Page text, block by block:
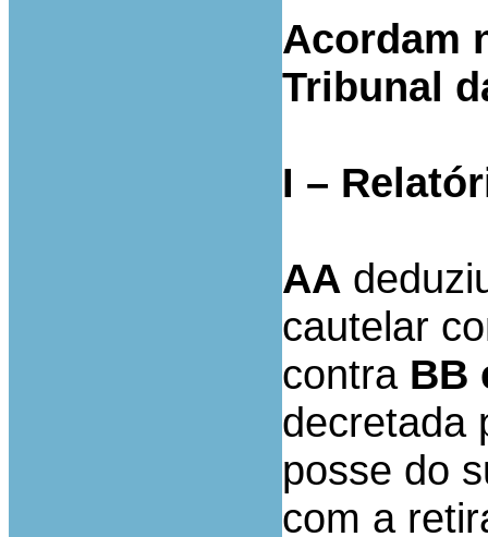
Acordam
Tribunal
I –
AA
cautelar
contra BB
decretada
posse do
com a